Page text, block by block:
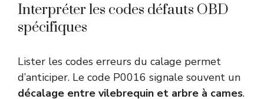
Interpréter les codes défauts OBD
spécifiques
Lister les codes erreurs du calage permet
d’anticiper. Le code P0016 signale souvent un
décalage entre vilebrequin et arbre à cames.